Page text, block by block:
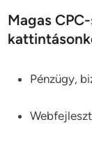
Magas
Pénzügy,